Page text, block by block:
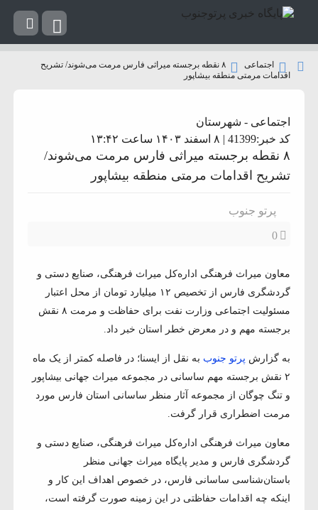
اجتماعی
۸ نقطه برجسته میراثی فارس مرمت می‌شوند/ تشریح
اقدامات مرمتی منطقه بیشاپور
اجتماعی - شهرستان
کد خبر:41399 | ۸ اسفند ۱۴۰۳ ساعت ۱۳:۴۲
۸ نقطه برجسته میراثی فارس مرمت می‌شوند/
تشریح اقدامات مرمتی منطقه بیشاپور
پرتو جنوب
0
معاون میراث فرهنگی اداره‌کل میراث فرهنگی، صنایع دستی و
گردشگری فارس از تخصیص ۱۲ میلیارد تومان از محل اعتبار
مسئولیت اجتماعی وزارت نفت برای حفاظت و مرمت ۸ نقش
برجسته مهم و در معرض خطر استان خبر داد.
به گزارش پرتو جنوب به نقل از ایسنا؛ در فاصله کمتر از یک ماه
۲ نقش برجسته مهم ساسانی در مجموعه میراث جهانی بیشاپور
و تنگ چوگان از مجموعه آثار منظر ساسانی استان فارس مورد
مرمت اضطراری قرار گرفت.
معاون میراث فرهنگی اداره‌کل میراث فرهنگی، صنایع دستی و
گردشگری فارس و مدیر پایگاه میراث جهانی منظر
باستان‌شناسی ساسانی فارس، در خصوص اهداف این کار و
اینکه چه اقدامات حفاظتی در این زمینه صورت گرفته است،